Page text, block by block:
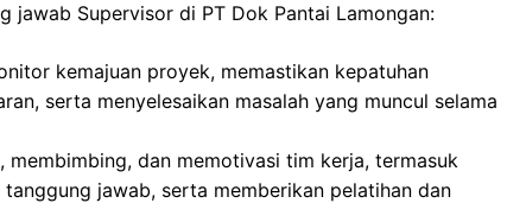
jawab Supervisor di PT Dok Pantai Lamongan:
kemajuan proyek, memastikan kepatuhan
serta menyelesaikan masalah yang muncul selama
membimbing, dan memotivasi tim kerja, termasuk
jawab, serta memberikan pelatihan dan